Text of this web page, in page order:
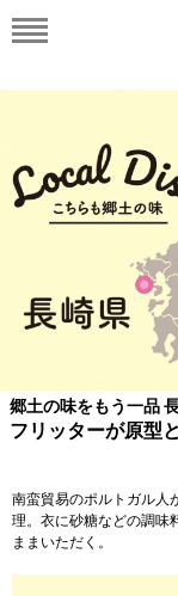
郷土の味をもう一品
フリッターが原型
南蛮貿易のポルトガル人
理。衣に砂糖などの調味
ままいただく。